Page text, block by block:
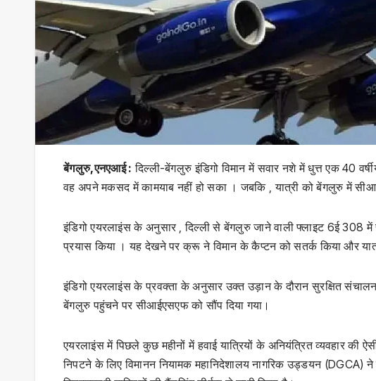
बेंगलुरु,एनएआई : दिल्ली-बेंगलुरु इंडिगो विमान में सवार नशे में धुत्त एक 40
वह अपने मकसद में कामयाब नहीं हो सका । जबकि , यात्री को बेंगलुरु में
इंडिगो एयरलाइंस के अनुसार , दिल्ली से बेंगलुरु जाने वाली फ्लाइट 6ई
प्रयास किया । यह देखने पर क्रू ने विमान के कैप्टन को सतर्क किया और
इंडिगो एयरलाइंस के प्रवक्ता के अनुसार उक्त उड़ान के दौरान सुरक्षित
बेंगलुरु पहुंचने पर सीआईएसएफ को सौंप दिया गया।
एयरलाइंस में पिछले कुछ महीनों में हवाई यात्रियों के अनियंत्रित व्यवहार की
निपटने के लिए विमानन नियामक महानिदेशालय नागरिक उड्डयन (DGCA)